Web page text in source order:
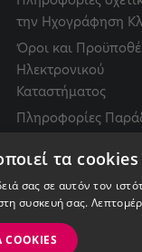
την Ηχογράφηση
Όροι και
Ηλεκτρονικού
Καταστήματος
Πληροφορίες
Πολιτική
Ακυρώσεων
τα
σας σε αυτόν τον
συσκευή σας.
COOKIES